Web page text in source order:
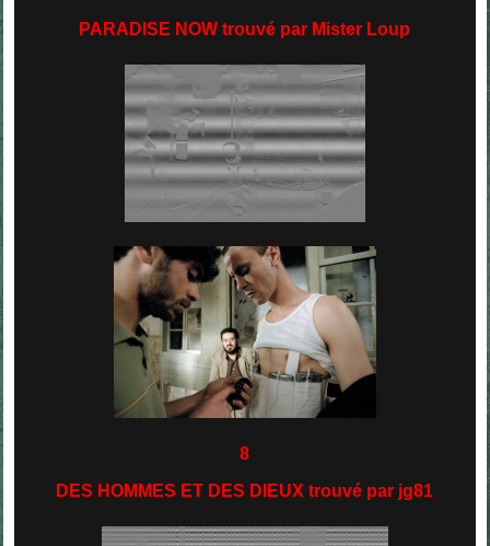
PARADISE NOW trouvé par Mister Loup
8
DES HOMMES ET DES DIEUX trouvé par jg81